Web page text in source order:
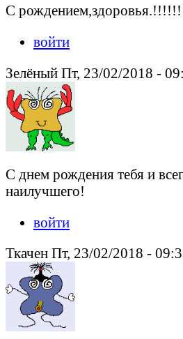
С
войти
Зелёный Пт, 23/02/2018 -
С днем рождения тебя и
наилучшего!
войти
Ткачен Пт, 23/02/2018 -